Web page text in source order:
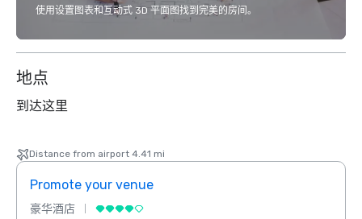
使用设置图表和互动式 3D 平面图找到完美的房间。
地点
到达这里
Distance from airport 4.41 mi
Promote your venue
豪华酒店